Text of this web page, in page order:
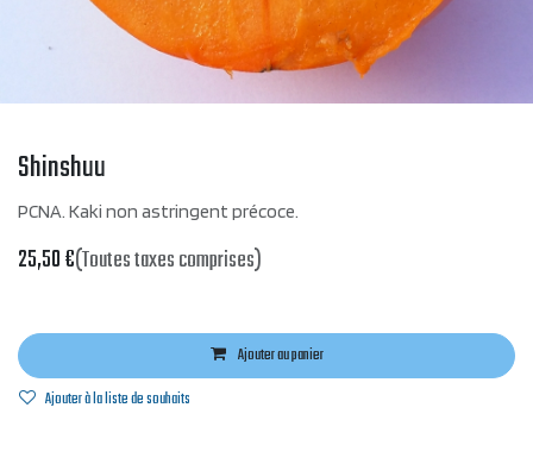
Shinshuu
PCNA. Kaki non astringent précoce.
25,50€(Toutes taxes comprises)
Ajouter au panier
Ajouter à la liste de souhaits